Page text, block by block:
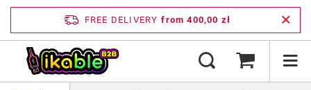
FREE DELIVERY from 400,00 zł